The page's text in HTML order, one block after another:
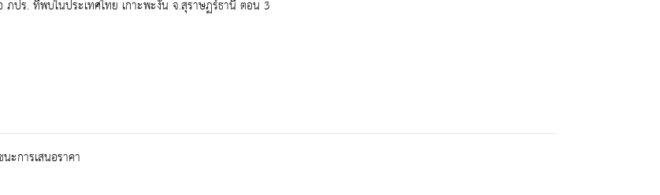
ภปร. ที่พบในประเทศไทย เกาะพะงัน จ.สุราษฏร์ธานี ตอน 3
ะการเสนอราคา